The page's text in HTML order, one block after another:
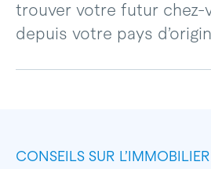
trouver votre futur chez-
depuis votre pays
CONSEILS SUR L’IMMOBILIER